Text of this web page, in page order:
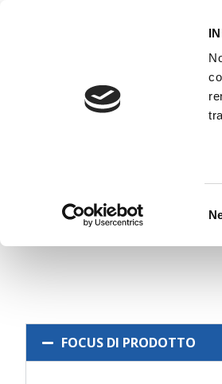
del
ACCESSO
FOCUS DI PRODOTTO